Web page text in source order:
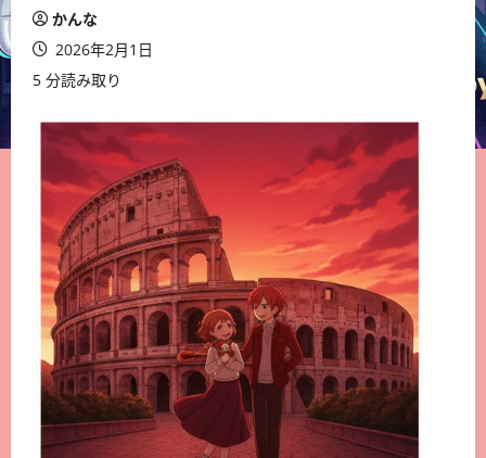
かんな
2026年2月1日
5 分読み取り